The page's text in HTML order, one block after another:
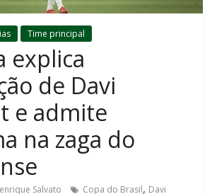
Time principal
explica
de Davi
e admite
na zaga do
Salvato Copa do Brasil, Davi